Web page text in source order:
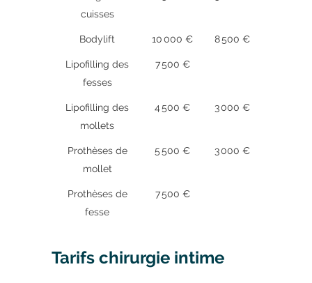
cuisses
Bodylift 10 000 € 8 500 €
Lipofilling des
fesses
7 500 €
Lipofilling des
mollets
4 500 € 3 000 €
Prothèses de
mollet
5 500 € 3 000 €
Prothèses de
fesse
7 500 €
Tarifs chirurgie intime